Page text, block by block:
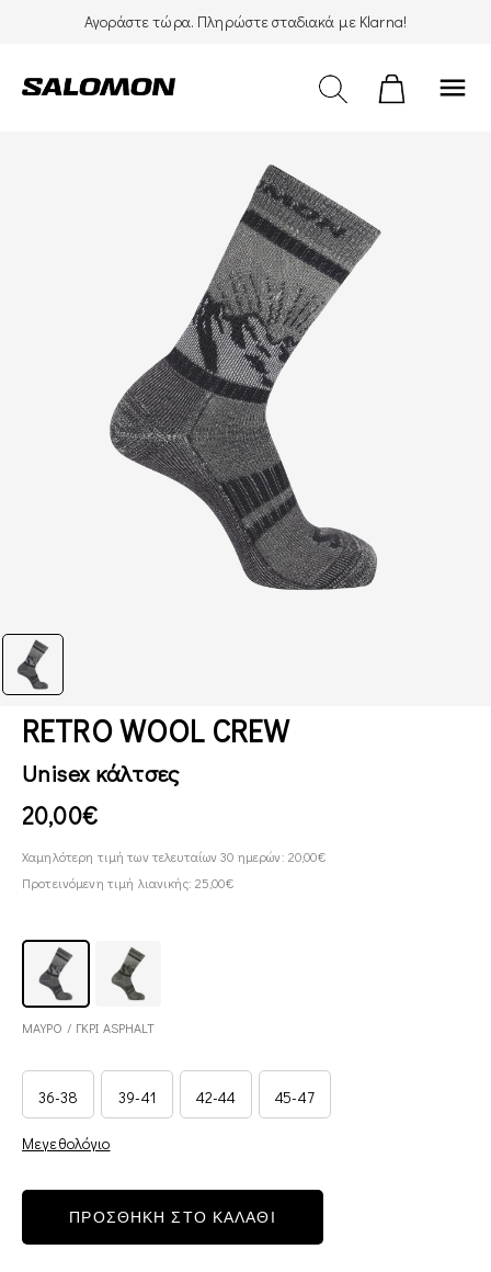
Αγοράστε τώρα. Πληρώστε σταδιακά με Klarna!
menu
RETRO WOOL CREW
Unisex κάλτσες
20,00€
Χαμηλότερη τιμή των τελευταίων 30 ημερών: 20,00€
Προτεινόμενη τιμή λιανικής: 25,00€
ΜΑΥΡΟ / ΓΚΡΙ ASPHALT
36-38 39-41 42-44 45-47
Μεγεθολόγιο
ΠΡΟΣΘΗΚΗ ΣΤΟ ΚΑΛΑΘΙ